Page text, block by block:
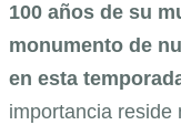
100 años de su
monumento de
en esta
importancia reside